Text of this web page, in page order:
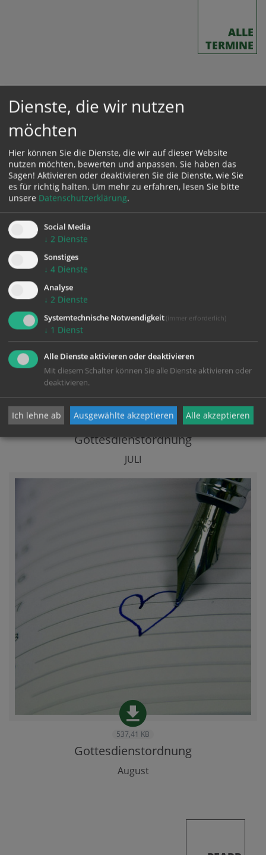
ALLE
TERMINE
DIENST
ORDNUNG
583,29 KB
Gottesdienstordnung
JULI
537,41 KB
Gottesdienstordnung
August
Dienste, die wir nutzen
möchten
Hier können Sie die Dienste, die wir auf dieser Website
nutzen möchten, bewerten und anpassen. Sie haben das
Sagen! Aktivieren oder deaktivieren Sie die Dienste, wie Sie
es für richtig halten. Um mehr zu erfahren, lesen Sie bitte
unsere Datenschutzerklärung.
Social Media
↓ 2 Dienste
Sonstiges
↓ 4 Dienste
Analyse
↓ 2 Dienste
Systemtechnische Notwendigkeit (immer erforderlich)
↓ 1 Dienst
Alle Dienste aktivieren oder deaktivieren
Mit diesem Schalter können Sie alle Dienste aktivieren oder
deaktivieren.
Ich lehne ab Ausgewählte akzeptieren Alle akzeptieren